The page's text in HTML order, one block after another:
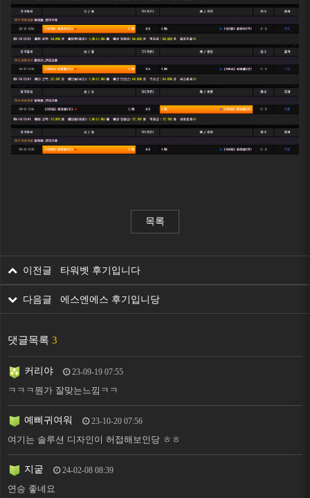
목록
이전글 타워벳 후기입니다
다음글 에스엔에스 후기입니당
댓글목록 3
커리야 23-09-19 07:55
ㅋㅋㅋ뭔가 잘맞는느낌ㅋㅋ
예삐귀여워 23-10-20 07:56
여기는 솔루션 디자인이 허접해보인당 ㅎㅎ
지궅 24-02-08 08:39
연승 좋네요